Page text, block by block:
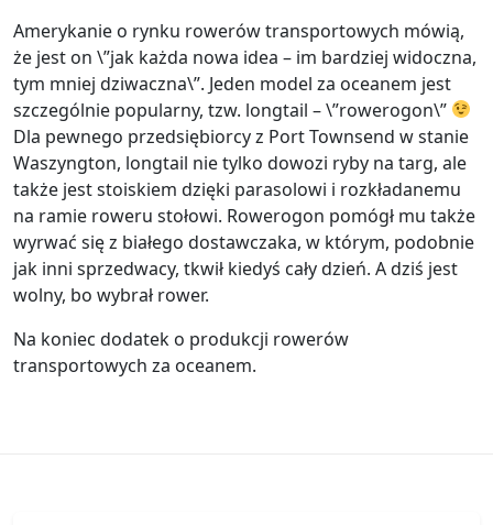
Amerykanie o rynku rowerów transportowych mówią,
że jest on \”jak każda nowa idea – im bardziej widoczna,
tym mniej dziwaczna\”. Jeden model za oceanem jest
szczególnie popularny, tzw. longtail – \”rowerogon\”
Dla pewnego przedsiębiorcy z Port Townsend w stanie
Waszyngton, longtail nie tylko dowozi ryby na targ, ale
także jest stoiskiem dzięki parasolowi i rozkładanemu
na ramie roweru stołowi. Rowerogon pomógł mu także
wyrwać się z białego dostawczaka, w którym, podobnie
jak inni sprzedwacy, tkwił kiedyś cały dzień. A dziś jest
wolny, bo wybrał rower.
Na koniec dodatek o produkcji rowerów
transportowych za oceanem.